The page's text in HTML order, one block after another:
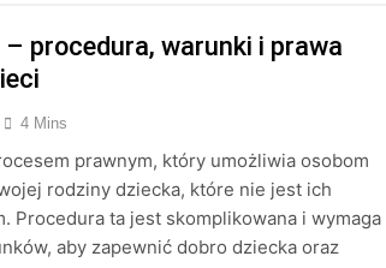
procedura, warunki i prawa
4 Mins
prawnym, który umożliwia osobom
rodziny dziecka, które nie jest ich
Procedura ta jest skomplikowana i wymaga
aby zapewnić dobro dziecka oraz